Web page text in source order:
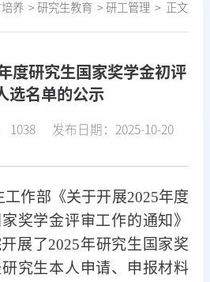
培养 研究生教育 研工管理 正文
度研究生国家奖学金初评
选名单的公示
1038 发布日期：2025-10-20
工作部 《关于开展2025年度
奖学金评审工作的通知》
展了2025年研究生国家奖
究生本人申请、申报材料